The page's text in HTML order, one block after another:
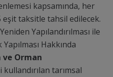
kapsamında, her
taksitle tahsil edilecek.
Yapılandırılması ile
Hakkında
ve Orman
tarımsal